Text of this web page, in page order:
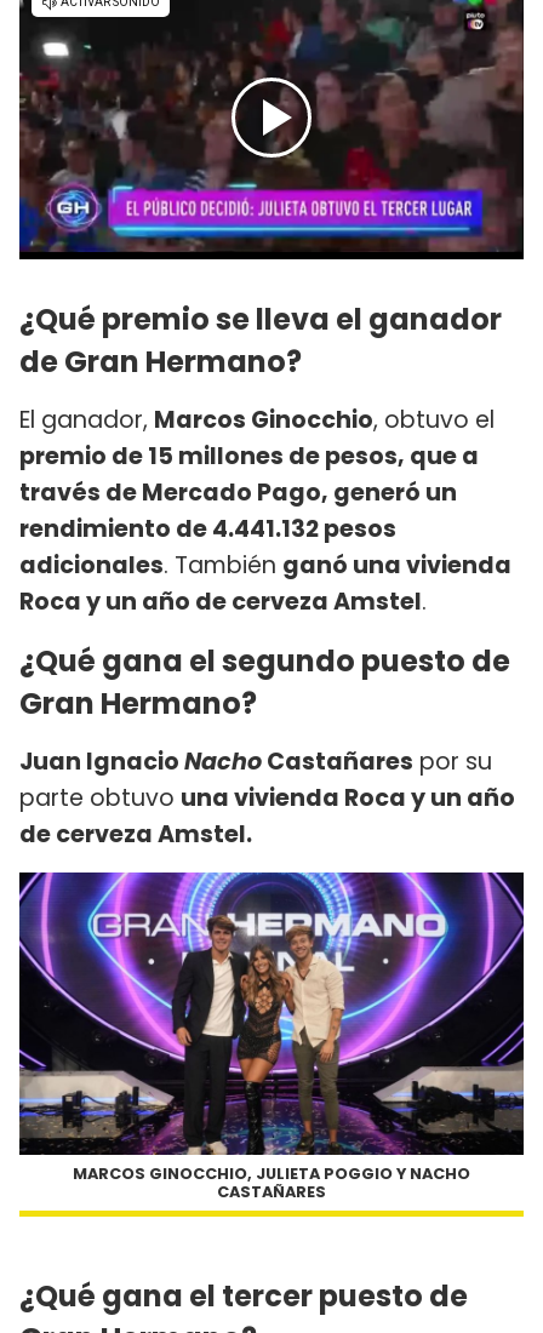
¿Qué premio se lleva el ganador
de Gran Hermano?
El ganador, Marcos Ginocchio, obtuvo el
premio de 15 millones de pesos, que a
través de Mercado Pago, generó un
rendimiento de 4.441.132 pesos
adicionales. También ganó una vivienda
Roca y un año de cerveza Amstel.
¿Qué gana el segundo puesto de
Gran Hermano?
Juan IgnacioNachoCastañares por su
parte obtuvo una vivienda Roca y un año
de cerveza Amstel.
MARCOS GINOCCHIO, JULIETA POGGIO Y NACHO
CASTAÑARES
¿Qué gana el tercer puesto de